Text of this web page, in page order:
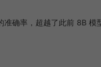
准确率，超越了此前 8B